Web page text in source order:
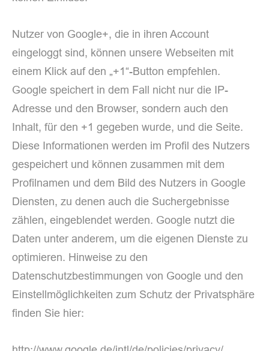
Nutzer von Google+, die in ihren Account
eingeloggt sind, können unsere Webseiten mit
einem Klick auf den „+1“-Button empfehlen.
Google speichert in dem Fall nicht nur die IP-
Adresse und den Browser, sondern auch den
Inhalt, für den +1 gegeben wurde, und die Seite.
Diese Informationen werden im Profil des Nutzers
gespeichert und können zusammen mit dem
Profilnamen und dem Bild des Nutzers in Google
Diensten, zu denen auch die Suchergebnisse
zählen, eingeblendet werden. Google nutzt die
Daten unter anderem, um die eigenen Dienste zu
optimieren. Hinweise zu den
Datenschutzbestimmungen von Google und den
Einstellmöglichkeiten zum Schutz der Privatsphäre
finden Sie hier: